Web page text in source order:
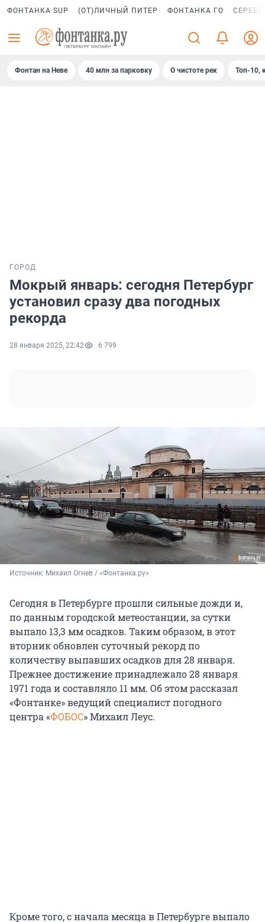
ФОНТАНКА SUP (ОТ)ЛИЧНЫЙ ПИТЕР ФОНТАНКА ГО
Фонтан на Неве 40 млн за парковку О чистоте рек Топ-10,
ГОРОД
Мокрый январь: сегодня Петербург
установил сразу два погодных
рекорда
28 января 2025, 22:42 6 799
Источник: Михаил Огнев / «Фонтанка.ру»
Сегодня в Петербурге прошли сильные дожди и,
по данным городской метеостанции, за сутки
выпало 13,3 мм осадков. Таким образом, в этот
вторник обновлен суточный рекорд по
количеству выпавших осадков для 28 января.
Прежнее достижение принадлежало 28 января
1971 года и составляло 11 мм. Об этом рассказал
«Фонтанке» ведущий специалист погодного
центра «ФОБОС» Михаил Леус.
Кроме того, с начала месяца в Петербурге выпало